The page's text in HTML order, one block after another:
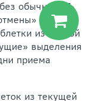
обычного 7-
из второй
выделения
приема
из текущей